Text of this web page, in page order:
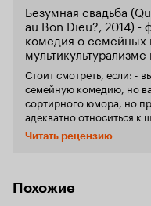
Безумная свадьба
au Bon Dieu?, 2014) -
комедия о семейных
Стоит смотреть, если: - вы ищите хорошую
семейную комедию, но
сортирного юмора, но при этом…
адекватно относиться к
темы» нашей
безболезненно их
просто хотите
Читать рецензию
Похожие